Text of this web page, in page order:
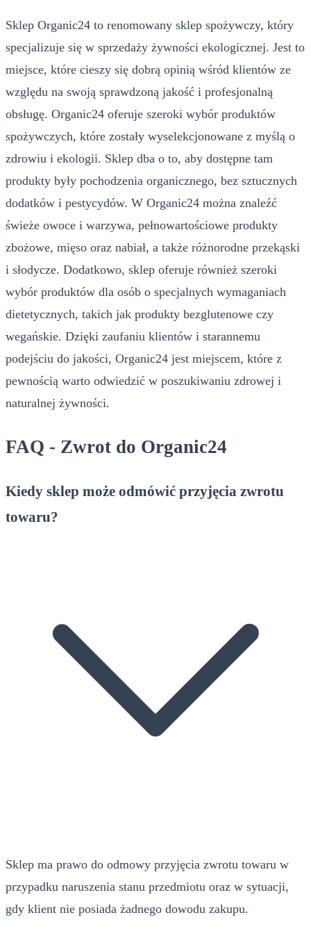
Sklep Organic24 to renomowany sklep spożywczy, który
specjalizuje się w sprzedaży żywności ekologicznej. Jest to
miejsce, które cieszy się dobrą opinią wśród klientów ze
względu na swoją sprawdzoną jakość i profesjonalną
obsługę. Organic24 oferuje szeroki wybór produktów
spożywczych, które zostały wyselekcjonowane z myślą o
zdrowiu i ekologii. Sklep dba o to, aby dostępne tam
produkty były pochodzenia organicznego, bez sztucznych
dodatków i pestycydów. W Organic24 można znaleźć
świeże owoce i warzywa, pełnowartościowe produkty
zbożowe, mięso oraz nabiał, a także różnorodne przekąski
i słodycze. Dodatkowo, sklep oferuje również szeroki
wybór produktów dla osób o specjalnych wymaganiach
dietetycznych, takich jak produkty bezglutenowe czy
wegańskie. Dzięki zaufaniu klientów i starannemu
podejściu do jakości, Organic24 jest miejscem, które z
pewnością warto odwiedzić w poszukiwaniu zdrowej i
naturalnej żywności.
FAQ - Zwrot do Organic24
Kiedy sklep może odmówić przyjęcia zwrotu
towaru?
Sklep ma prawo do odmowy przyjęcia zwrotu towaru w
przypadku naruszenia stanu przedmiotu oraz w sytuacji,
gdy klient nie posiada żadnego dowodu zakupu.